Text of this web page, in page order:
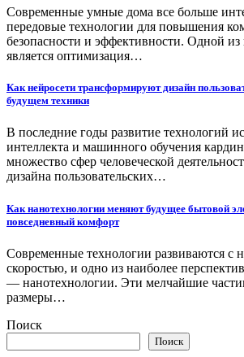
Современные умные дома все больше
передовые технологии для повышения
безопасности и эффективности. Одной из
является оптимизация…
Как нейросети трансформируют дизайн
будущем техники
В последние годы развитие технологий
интеллекта и машинного обучения
множество сфер человеческой
дизайна пользовательских…
Как нанотехнологии меняют будущее бытовой
повседневный комфорт
Современные технологии развиваются с
скоростью, и одно из наиболее
— нанотехнологии. Эти мелчайшие
размеры…
Поиск
Поиск